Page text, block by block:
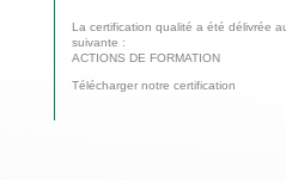
La certification qualité a été délivrée
suivante :
ACTIONS DE FORMATION
Télécharger notre certification